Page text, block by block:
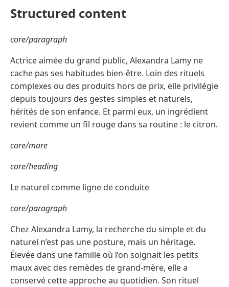
Structured content
core/paragraph
Actrice aimée du grand public, Alexandra Lamy ne
cache pas ses habitudes bien-être. Loin des rituels
complexes ou des produits hors de prix, elle privilégie
depuis toujours des gestes simples et naturels,
hérités de son enfance. Et parmi eux, un ingrédient
revient comme un fil rouge dans sa routine : le citron.
core/more
core/heading
Le naturel comme ligne de conduite
core/paragraph
Chez Alexandra Lamy, la recherche du simple et du
naturel n’est pas une posture, mais un héritage.
Élevée dans une famille où l’on soignait les petits
maux avec des remèdes de grand-mère, elle a
conservé cette approche au quotidien. Son rituel